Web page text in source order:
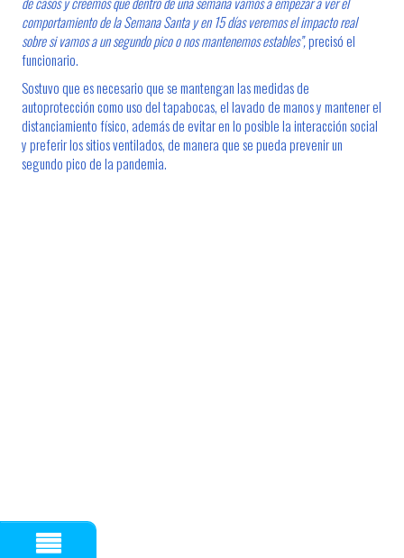
comportamiento de la Semana Santa y en 15 días veremos el impacto real
sobre si vamos a un segundo pico o nos mantenemos estables”,precisó el
funcionario.
Sostuvo que es necesario que se mantengan las medidas de
autoprotección como uso del tapabocas, el lavado de manos y mantener el
distanciamiento físico, además de evitar en lo posible la interacción social
y preferir los sitios ventilados, de manera que se pueda prevenir un
segundo pico de la pandemia.